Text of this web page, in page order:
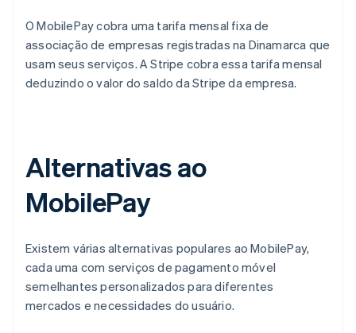
O MobilePay cobra uma tarifa mensal fixa de
associação de empresas registradas na Dinamarca que
usam seus serviços. A Stripe cobra essa tarifa mensal
deduzindo o valor do saldo da Stripe da empresa.
Alternativas ao
MobilePay
Existem várias alternativas populares ao MobilePay,
cada uma com serviços de pagamento móvel
semelhantes personalizados para diferentes
mercados e necessidades do usuário.